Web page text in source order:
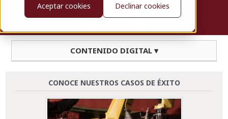
Aceptar cookies
Declinar cookies
SUSCRÍBETE
CONTENIDO DIGITAL ▾
CONOCE NUESTROS CASOS DE ÉXITO